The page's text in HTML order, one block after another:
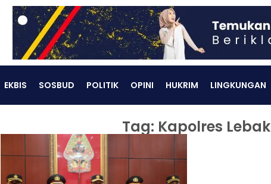
EKBIS SOSBUD POLITIK OPINI HUKRIM LINGKUNGAN
Tag: Kapolres Lebak